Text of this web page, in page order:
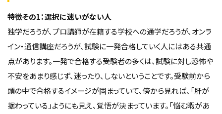
特徴その1：選択に迷いがない人
独学だろうが、プロ講師が在籍する学校への通学だろうが、オンラ
イン・通信講座だろうが、試験に一発合格していく人にはある共通
点があります。一発で合格する受験者の多くは、試験に対し恐怖や
不安をあまり感じず、迷ったり、しないということです。受験前から
頭の中で合格するイメージが固まっていて、傍から見れば、「肝が
据わっている」ようにも見え、覚悟が決まっています。「悩む暇があ